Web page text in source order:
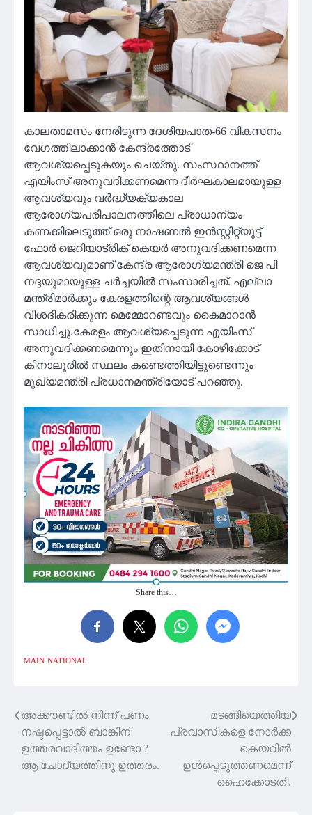
കാലതാമസം നേരിടുന്ന ദേശീയപാത-66 വികസനം
വേഗത്തിലാക്കാൻ കേന്ദ്രത്തോട്
ആവശ്യപ്പെടുകയും ചെയ്തു. സംസ്ഥാനത്ത്
എയിംസ് അനുവദിക്കണമെന്ന ദീർഘകാലമായുള്ള
ആവശ്യവും വർദ്ധ്യക്യകാല
ആരോഗ്യപരിപാലനത്തിലെ പ്രാധാന്യം
കണക്കിലെടുത്ത് ഒരു നാഷണൽ ഇൻസ്റ്റിറ്റ്യൂട്ട്
ഫോർ ജെറിയാട്രിക് കെയർ അനുവദിക്കണമെന്ന
ആവശ്യവുമാണ് കേന്ദ്ര ആരോഗ്യമന്ത്രി ജെ പി
നദ്ദയുമായുള്ള ചർച്ചയിൽ സംസാരിച്ചത്. എല്ലാ
മന്ത്രിമാർക്കും കേരളത്തിന്റെ ആവശ്യങ്ങൾ
വിശദീകരിക്കുന്ന മെമ്മോറണ്ടവും കൈമാറാൻ
സാധിച്ചു.കേരളം ആവശ്യപ്പെടുന്ന എയിംസ്
അനുവദിക്കണമെന്നും ഇതിനായി കോഴിക്കോട്
കിനാലൂരില്‍ സ്ഥലം കണ്ടെത്തിയിട്ടുണ്ടെന്നും
മുഖ്യമന്ത്രി പ്രധാനമന്ത്രിയോട് പറഞ്ഞു.
Share this…
MAIN NATIONAL
Post
navigation
അക്കൗണ്ടിൽ നിന്ന് പണം
നഷ്ടപ്പെട്ടാൽ ബാങ്കിന്
ഉത്തരവാദിത്തം ഉണ്ടോ ?
ആ ചോദ്യത്തിനു ഉത്തരം.
മടങ്ങിയെത്തിയ
പ്രവാസികളെ നോര്‍ക്ക
കെയറില്‍
ഉള്‍പ്പെടുത്തണമെന്ന്
ഹൈക്കോടതി.